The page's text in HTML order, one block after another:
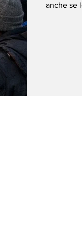
anche se le costa la